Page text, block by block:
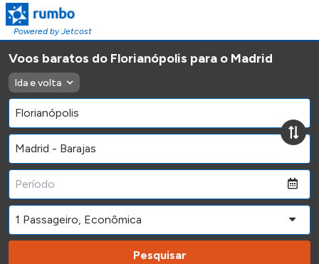
Powered by Jetcost
Voos baratos do Florianópolis para o Madrid
Ida e volta
Pesquisar